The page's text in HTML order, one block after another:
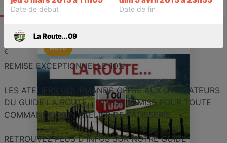
Actualité Catalogue Infos
ACTU
Date de début Date de fin
La Route...09
€
REMISE EXCEPTIONNELLE 10%
LES ATELIERS GOURMANDS OFFRE AUX UTILISATEURS
DU GUIDE LA ROUTE... 10% DE REMISE POUR TOUTE
COMMANDE D'UN ATELIER DE PÂTISSERIE
RETROUVEZ PLUS D'INFOS SUR NOTRE GUIDE